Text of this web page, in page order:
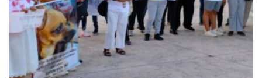
Tras someter a la víctima, los hombres armados finalmente
lograron subirla al vehículo donde ellos viajaban,
llevándola con rumbo desconocido, para posteriormente
privarle de la vida, dejando su cuerpo en un camino de